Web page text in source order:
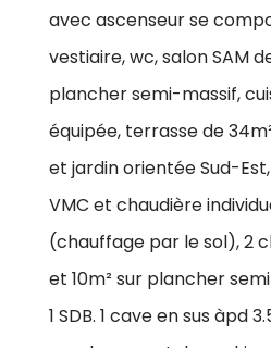
avec ascenseur se
vestiaire, wc, salon SAM
plancher semi-massif,
équipée, terrasse de
et jardin orientée Sud-
VMC et chaudière
(chauffage par le sol), 2
et 10m² sur plancher
1 SDB. 1 cave en sus àpd